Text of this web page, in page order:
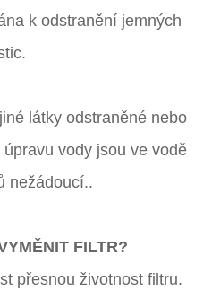
k odstranění jemných
látky odstraněné nebo
vody jsou ve vodě
nežádoucí..
FILTR?
přesnou životnost filtru.